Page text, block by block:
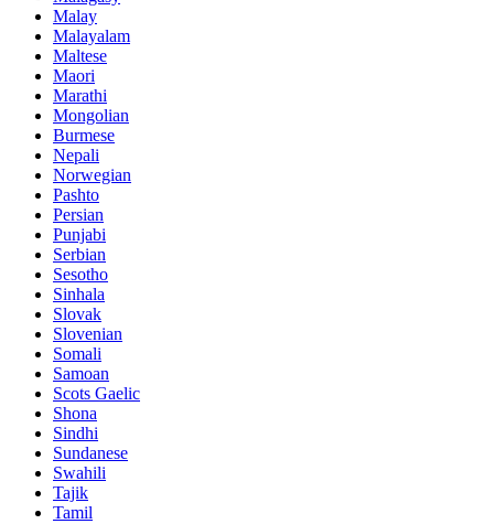
Malay
Malayalam
Maltese
Maori
Marathi
Mongolian
Burmese
Nepali
Norwegian
Pashto
Persian
Punjabi
Serbian
Sesotho
Sinhala
Slovak
Slovenian
Somali
Samoan
Scots Gaelic
Shona
Sindhi
Sundanese
Swahili
Tajik
Tamil